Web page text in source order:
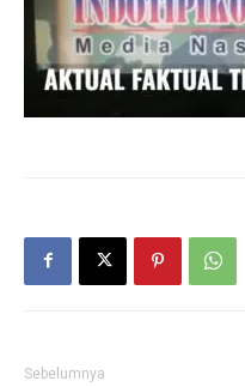
Sebelumnya